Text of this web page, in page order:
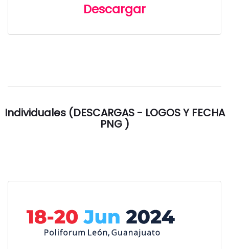
Descargar
Individuales (DESCARGAS - LOGOS Y FECHA
PNG )